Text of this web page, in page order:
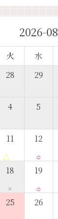
2026-08
火 水
28 29
4 5
11
△
12
○
18
×
19
○
25 26